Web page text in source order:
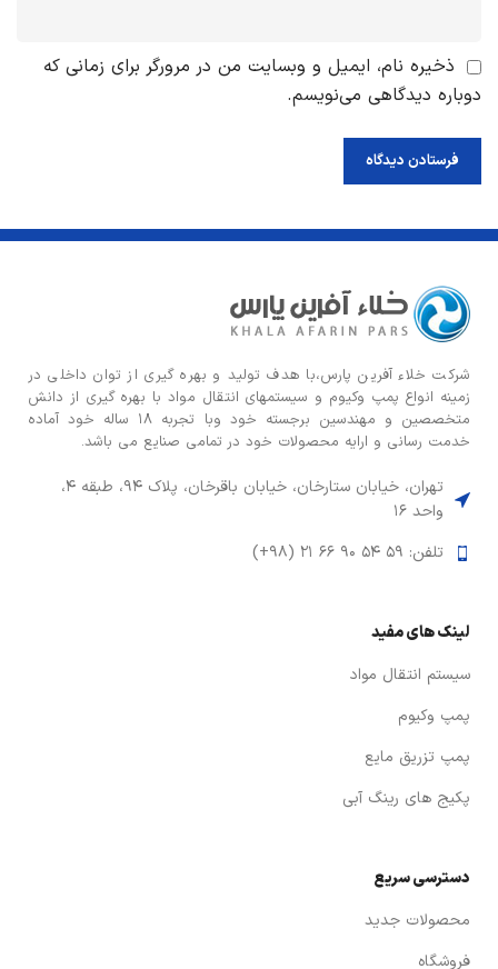
ذخیره نام، ایمیل و وبسایت من در مرورگر برای زمانی که
دوباره دیدگاهی می‌نویسم.
شركت خلاء آفرین پارس،با هدف توليد و بهره گيری از توان داخلی در
زمينه انواع پمپ وكيوم و سیستمهای انتقال مواد با بهره گيری از دانش
متخصصين و مهندسين برجسته خود وبا تجربه ۱۸ ساله خود آماده
خدمت رسانی و ارایه محصولات خود در تمامی صنایع می باشد.
تهران، خیابان ستارخان، خیابان باقرخان، پلاک ۹۴، طبقه ۴،
واحد ۱۶
تلفن: ۵۹ ۵۴ ۹۰ ۶۶ ۲۱ (۹۸+)
لینک های مفید
سیستم انتقال مواد
پمپ وکیوم
پمپ تزریق مایع
پکیج های رینگ آبی
دسترسی سریع
محصولات جدید
فروشگاه